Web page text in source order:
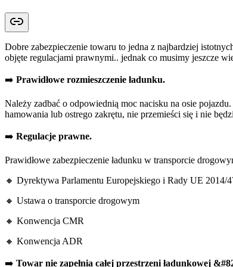
Dobre zabezpieczenie towaru to jedna z najbardziej
objęte regulacjami prawnymi.. jednak co musimy jeszcze
➡️ Prawidłowe rozmieszczenie ładunku.
Należy zadbać o odpowiednią moc nacisku na osie
hamowania lub ostrego zakrętu, nie przemieści się i nie
➡️ Regulacje prawne.
Prawidłowe zabezpieczenie ładunku w transporcie
🔸 Dyrektywa Parlamentu Europejskiego i Rady UE 2014/
🔸 Ustawa o transporcie drogowym
🔸 Konwencja CMR
🔸 Konwencja ADR
➡️ Towar nie zapełnia całej przestrzeni ładunkowej